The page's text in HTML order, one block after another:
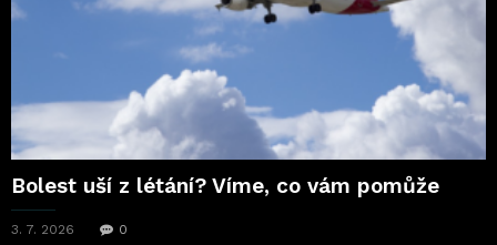
Bolest uší z létání? Víme, co vám pomůže
3. 7. 2026 0